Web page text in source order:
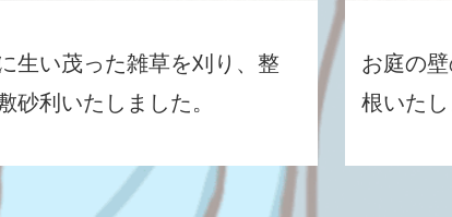
生い茂った雑草を刈り、整
砂利いたしました。
お庭の
根いたし